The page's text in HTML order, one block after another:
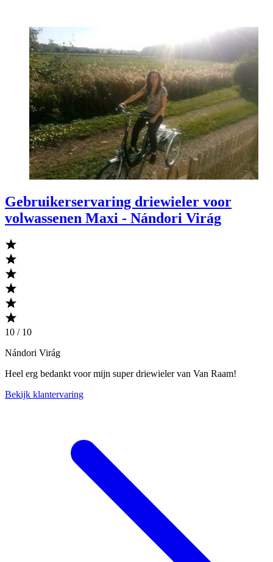
Gebruikerservaring driewieler voor
volwassenen Maxi - Nándori Virág
10 / 10
Nándori Virág
Heel erg bedankt voor mijn super driewieler van Van Raam!
Bekijk klantervaring